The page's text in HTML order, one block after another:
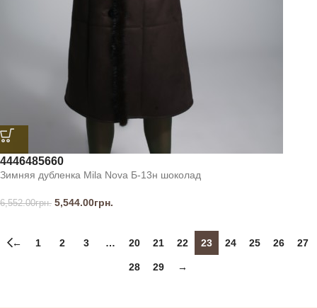
4446485660
Зимняя дубленка Mila Nova Б-13н шоколад
6,552.00грн. 5,544.00грн.
← 1 2 3 … 20 21 22 23 24 25 26 27
28 29 →